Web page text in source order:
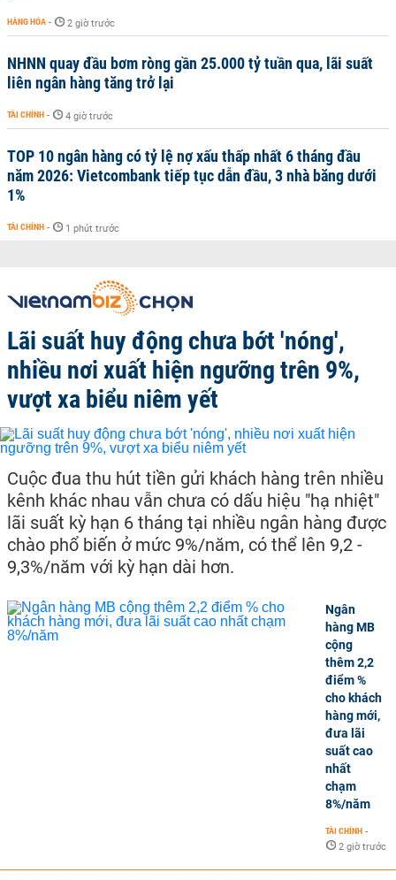
HÀNG HÓA - 2 giờ trước
NHNN quay đầu bơm ròng gần 25.000 tỷ tuần qua, lãi suất
liên ngân hàng tăng trở lại
TÀI CHÍNH - 4 giờ trước
TOP 10 ngân hàng có tỷ lệ nợ xấu thấp nhất 6 tháng đầu
năm 2026: Vietcombank tiếp tục dẫn đầu, 3 nhà băng dưới
1%
TÀI CHÍNH - 1 phút trước
Lãi suất huy động chưa bớt 'nóng',
nhiều nơi xuất hiện ngưỡng trên 9%,
vượt xa biểu niêm yết
Cuộc đua thu hút tiền gửi khách hàng trên nhiều
kênh khác nhau vẫn chưa có dấu hiệu "hạ nhiệt"
lãi suất kỳ hạn 6 tháng tại nhiều ngân hàng được
chào phổ biến ở mức 9%/năm, có thể lên 9,2 -
9,3%/năm với kỳ hạn dài hơn.
Ngân
hàng MB
cộng
thêm 2,2
điểm %
cho khách
hàng mới,
đưa lãi
suất cao
nhất
chạm
8%/năm
TÀI CHÍNH -
2 giờ trước